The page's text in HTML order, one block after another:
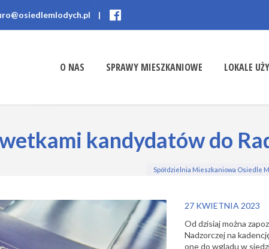
|
O NAS SPRAWY MIESZKANIOWE LOKALE
kandydatów do
Spółdzielnia Mieszkaniowa Osiedle
27 KWIETNIA 2023
Od dzisiaj można
Nadzorczej na
one do wglądu w